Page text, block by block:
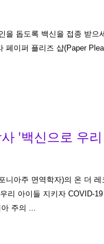
을 돕도록 백신을 접종 받으
페이퍼 플리즈 샵(Paper
'백신으로 우
니아주 면역학자)의 온 더
리 아이들 지키자 COVID-
주의 ...